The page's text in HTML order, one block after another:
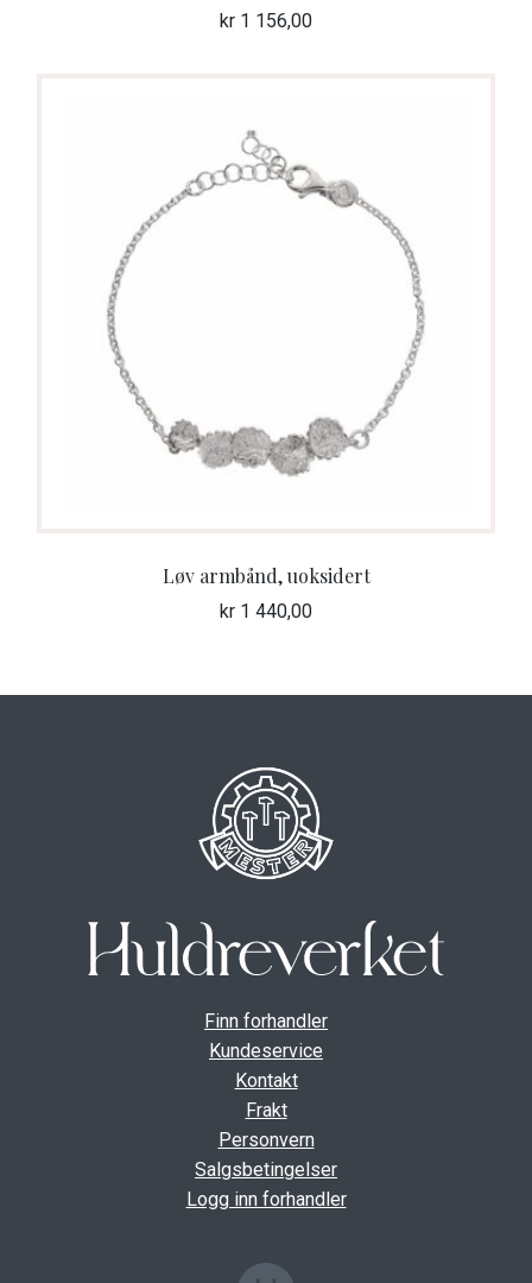
kr 1 156,00
Løv armbånd, uoksidert
kr 1 440,00
Finn forhandler
Kundeservice
Kontakt
Frakt
Personvern
Salgsbetingelser
Logg inn forhandler